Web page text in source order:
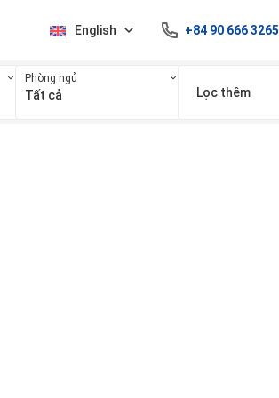
English +84 90 666 3265
Phòng ngủ
Tất cả Lọc thêm